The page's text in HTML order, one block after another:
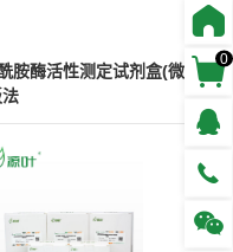
胺酶活性测定试剂盒(微板
0